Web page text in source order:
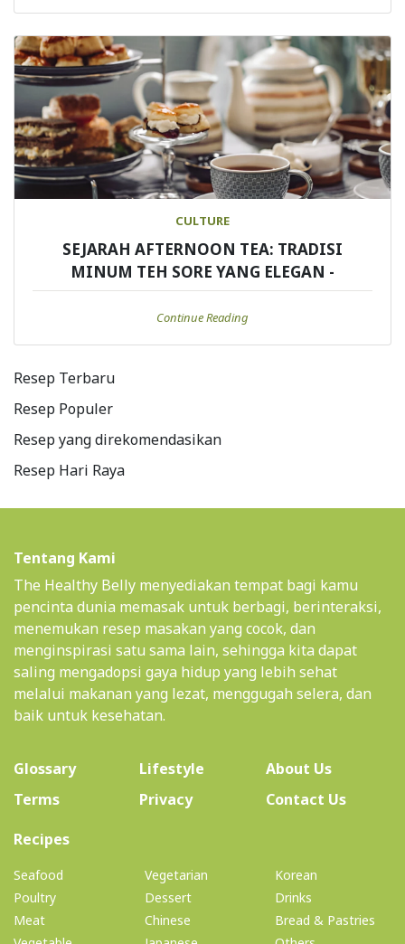
CULTURE
SEJARAH AFTERNOON TEA: TRADISI
MINUM TEH SORE YANG ELEGAN -
Continue Reading
Resep Terbaru
Resep Populer
Resep yang direkomendasikan
Resep Hari Raya
Tentang Kami
The Healthy Belly menyediakan tempat bagi kamu
pencinta dunia memasak untuk berbagi, berinteraksi,
menemukan resep masakan yang cocok, dan
menginspirasi satu sama lain, sehingga kita dapat
saling mengadopsi gaya hidup yang lebih sehat
melalui makanan yang lezat, menggugah selera, dan
baik untuk kesehatan.
Glossary Lifestyle About Us(current)
Terms
Privacy
Contact Us
Recipes(current)
Seafood
Poultry
Meat
Vegetarian
Dessert
Chinese
Korean
Drinks
Bread & Pastries